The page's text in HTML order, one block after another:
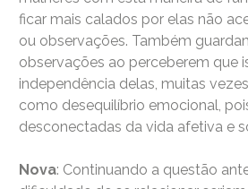
ficar mais calados por elas não
ou observações. Também
observações ao perceberem que
independência delas, muitas
como desequilíbrio emocional,
desconectadas da vida afetiva e
Nova: Continuando a questão